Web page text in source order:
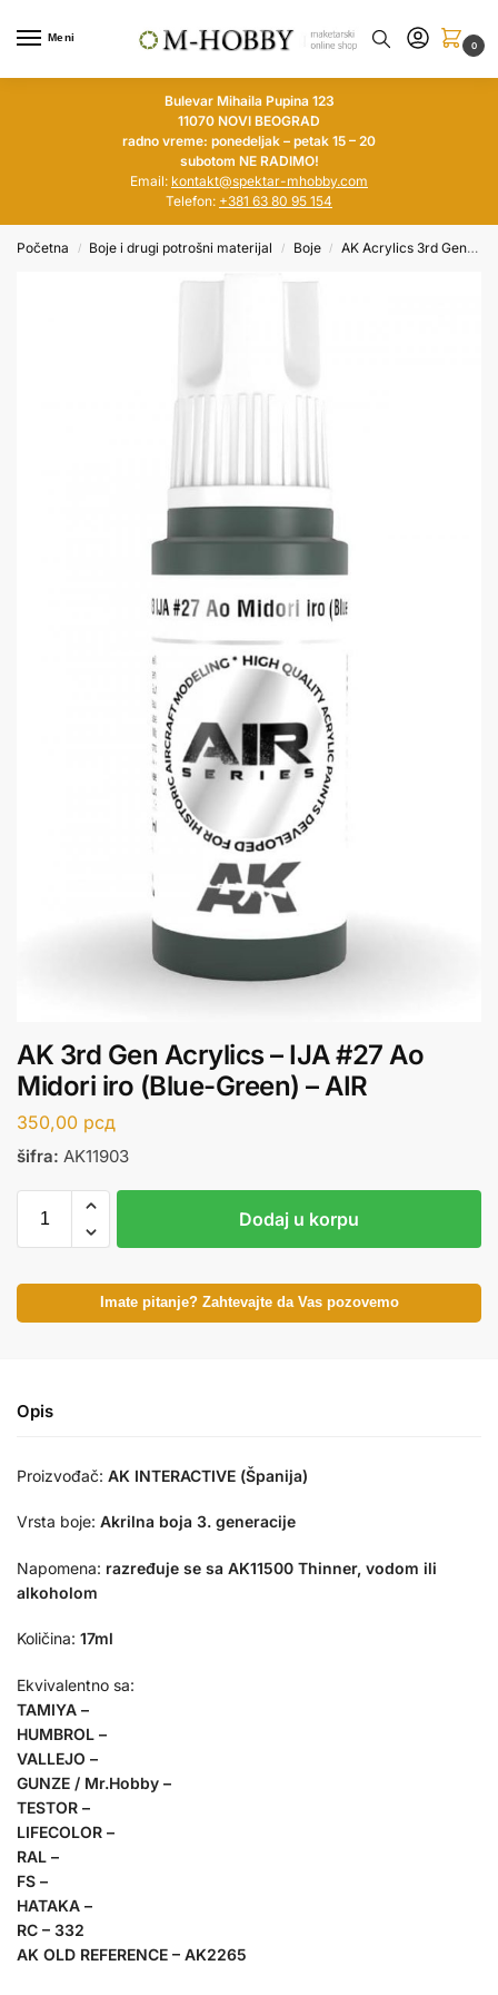
Meni
0
Bulevar Mihaila Pupina 123
11070 NOVI BEOGRAD
radno vreme: ponedeljak – petak 15 – 20
subotom NE RADIMO!
Email: kontakt@spektar-mhobby.com
Telefon: +381 63 80 95 154
Početna / Boje i drugi potrošni materijal / Boje / AK Acrylics 3rd Generation
AK 3rd Gen Acrylics – IJA #27 Ao
Midori iro (Blue-Green) – AIR
350,00 рсд
šifra: AK11903
Dodaj u korpu
Imate pitanje? Zahtevajte da Vas pozovemo
Opis
Proizvođač: AK INTERACTIVE (Španija)
Vrsta boje: Akrilna boja 3. generacije
Napomena: razređuje se sa AK11500 Thinner, vodom ili
alkoholom
Količina: 17ml
Ekvivalentno sa:
TAMIYA –
HUMBROL –
VALLEJO –
GUNZE / Mr.Hobby –
TESTOR –
LIFECOLOR –
RAL –
FS –
HATAKA –
RC – 332
AK OLD REFERENCE – AK2265